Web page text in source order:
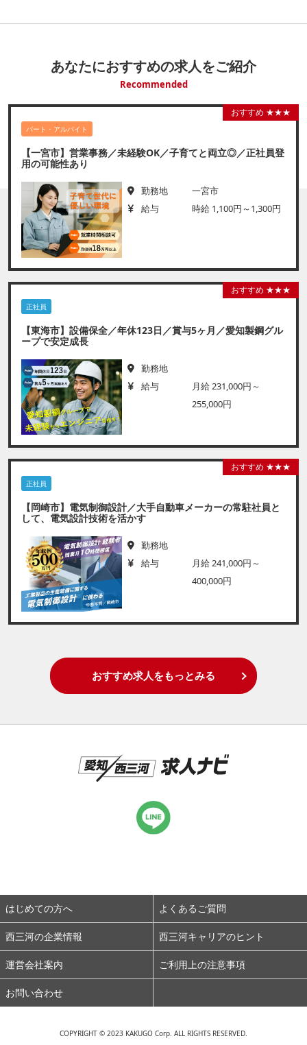
あなたにおすすめの求人をご紹介
Recommended
おすすめ ★★★
パート・アルバイト
【一宮市】営業事務／未経験OK／子育てと両立◎／正社員登
用の可能性あり
勤務地
一宮市
給与
時給 1,100円～1,300円
おすすめ ★★★
正社員
【東海市】設備保全／年休123日／賞与5ヶ月／愛知製鋼グル
ープで安定成長
勤務地
給与
月給 231,000円～
255,000円
おすすめ ★★★
正社員
【岡崎市】電気制御設計／大手自動車メーカーの常駐社員と
して、電気設計技術を活かす
勤務地
給与
月給 241,000円～
400,000円
おすすめ求人をもっとみる
はじめての方へ よくあるご質問
西三河の企業情報 西三河キャリアのヒント
運営会社案内 ご利用上の注意事項
お問い合わせ
COPYRIGHT © 2023 KAKUGO Corp. ALL RIGHTS RESERVED.